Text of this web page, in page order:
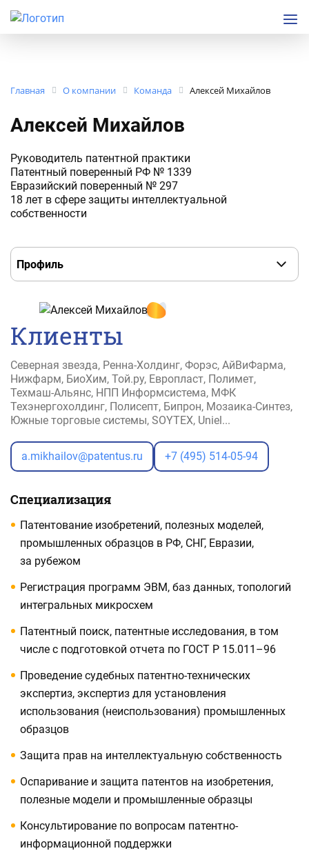
Главная О компании Команда Алексей Михайлов
Алексей Михайлов
Руководитель патентной практики
Патентный поверенный РФ № 1339
Евразийский поверенный № 297
18 лет в сфере защиты интеллектуальной
собственности
Выбор
пункта
навигации
Клиенты
Северная звезда, Ренна-Холдинг, Форэс, АйВиФарма,
Нижфарм, БиоХим, Той.ру, Европласт, Полимет,
Техмаш-Альянс, НПП Информсистема, МФК
Техэнергохолдинг, Полисепт, Бипрон, Мозаика-Синтез,
Южные торговые системы, SOYTEX, Uniel...
a.mikhailov@patentus.ru +7 (495) 514-05-94
Специализация
Патентование изобретений, полезных моделей,
промышленных образцов в РФ, СНГ, Евразии,
за рубежом
Регистрация программ ЭВМ, баз данных, топологий
интегральных микросхем
Патентный поиск, патентные исследования, в том
числе с подготовкой отчета по ГОСТ Р 15.011–96
Проведение судебных патентно-технических
экспертиз, экспертиз для установления
использования (неиспользования) промышленных
образцов
Защита прав на интеллектуальную собственность
Оспаривание и защита патентов на изобретения,
полезные модели и промышленные образцы
Консультирование по вопросам патентно-
информационной поддержки